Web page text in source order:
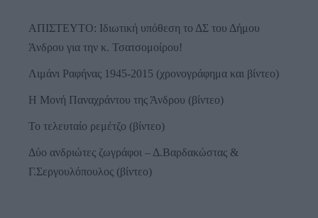
ΑΠΙΣΤΕΥΤΟ: Ιδιωτική υπόθεση το ΔΣ του Δήμου
Άνδρου για την κ. Τσατσομοίρου!
Λιμάνι Ραφήνας 1945-2015 (χρονογράφημα και βίντεο)
Η Μονή Παναχράντου της Άνδρου (βίντεο)
Το τελευταίο ρεμέτζο (βίντεο)
Δύο ανδριώτες ζωγράφοι – Δ.Βαρδακώστας &
Γ.Σεργουλόπουλος (βίντεο)